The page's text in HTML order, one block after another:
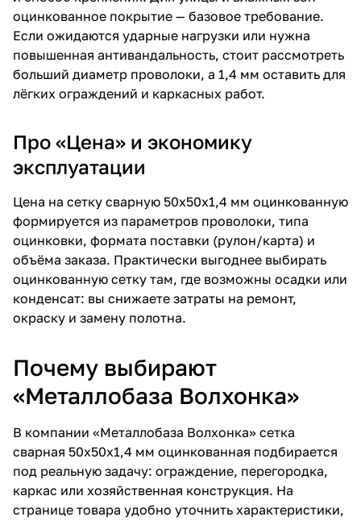
оцинкованное покрытие — базовое требование.
Если ожидаются ударные нагрузки или нужна
повышенная антивандальность, стоит рассмотреть
больший диаметр проволоки, а 1,4 мм оставить для
лёгких ограждений и каркасных работ.
Про «Цена» и экономику
эксплуатации
Цена на сетку сварную 50х50х1,4 мм оцинкованную
формируется из параметров проволоки, типа
оцинковки, формата поставки (рулон/карта) и
объёма заказа. Практически выгоднее выбирать
оцинкованную сетку там, где возможны осадки или
конденсат: вы снижаете затраты на ремонт,
окраску и замену полотна.
Почему выбирают
«Металлобаза Волхонка»
В компании «Металлобаза Волхонка» сетка
сварная 50х50х1,4 мм оцинкованная подбирается
под реальную задачу: ограждение, перегородка,
каркас или хозяйственная конструкция. На
странице товара удобно уточнить характеристики,